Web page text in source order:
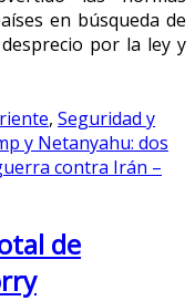
en búsqueda de
por la ley y
, Seguridad y
y Netanyahu: dos
contra Irán –
de